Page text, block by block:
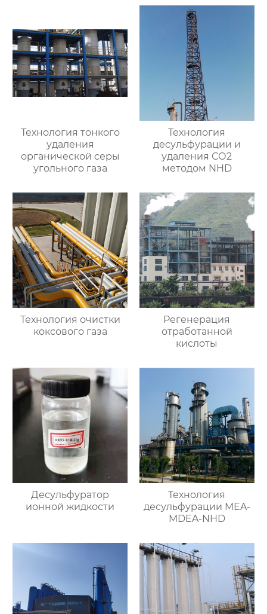
Технология тонкого
удаления
органической серы
угольного газа
Технология
десульфурации и
удаления СО2
методом NHD
Технология очистки
коксового газа
Регенерация
отработанной
кислоты
Десульфуратор
ионной жидкости
Технология
десульфурации MEA-
MDEA-NHD